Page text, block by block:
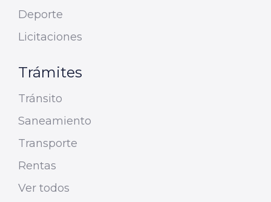
Deporte
Licitaciones
Trámites
Tránsito
Saneamiento
Transporte
Rentas
Ver todos